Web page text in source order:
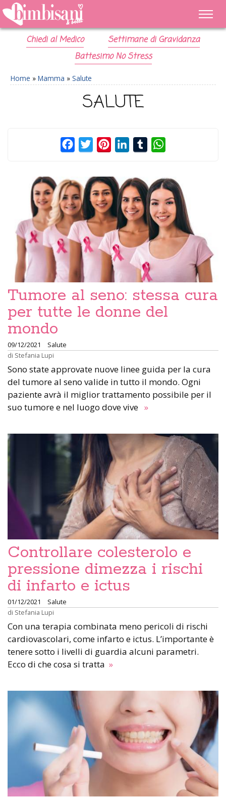
Chiedi al Medico
Settimane di Gravidanza
Battesimo No Stress
Home » Mamma » Salute
SALUTE
FacebookTwitterPinterestLinkedInTumblr
Tumore al seno: stessa cura
per tutte le donne del
mondo
09/12/2021
Salute
di Stefania Lupi
Sono state approvate nuove linee guida per la cura
del tumore al seno valide in tutto il mondo. Ogni
paziente avrà il miglior trattamento possibile per il
suo tumore e nel luogo dove vive »
Controllare colesterolo e
pressione dimezza i rischi
di infarto e ictus
01/12/2021
Salute
di Stefania Lupi
Con una terapia combinata meno pericoli di rischi
cardiovascolari, come infarto e ictus. L’importante è
tenere sotto i livelli di guardia alcuni parametri.
Ecco di che cosa si tratta »